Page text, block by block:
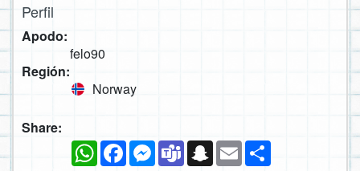
Perfil
Apodo:
felo90
Región:
Norway
Share:
WhatsAppFacebookMessenger
TeamsSnapchat
Email